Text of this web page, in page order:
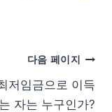
다음 페이지
저임금으로 이득
자는 누구인가?